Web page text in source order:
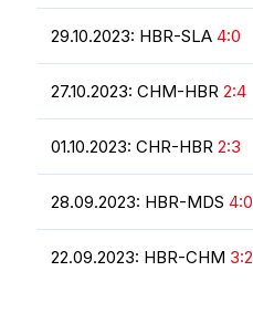
29.10.2023: HBR-SLA 4:0
27.10.2023: CHM-HBR 2:4
01.10.2023: CHR-HBR 2:3
28.09.2023: HBR-MDS 4:0
22.09.2023: HBR-CHM 3:2